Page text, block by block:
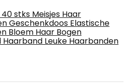
stks Meisjes Haar
Geschenkdoos Elastische
Bloem Haar Bogen
Leuke Haarbanden